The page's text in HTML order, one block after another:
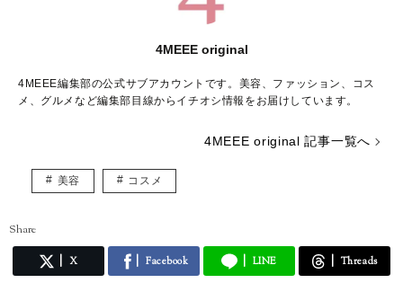
4MEEE original
4MEEE編集部の公式サブアカウントです。美容、ファッション、コス
メ、グルメなど編集部目線からイチオシ情報をお届けしています。
4MEEE original 記事一覧へ
美容 コスメ
Share
X Facebook LINE Threads